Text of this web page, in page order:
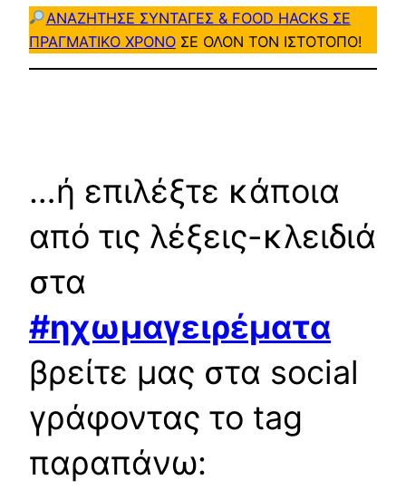
ΑΝΑΖΗΤΗΣΕ ΣΥΝΤΑΓΕΣ & FOOD HACKS ΣΕ
ΠΡΑΓΜΑΤΙΚΟ ΧΡΟΝΟ ΣΕ ΟΛΟΝ ΤΟΝ ΙΣΤΟΤΟΠΟ!
…ή επιλέξτε κάποια
από τις λέξεις-κλειδιά
στα
#ηχωμαγειρέματα
βρείτε μας στα social
γράφοντας το tag
παραπάνω: